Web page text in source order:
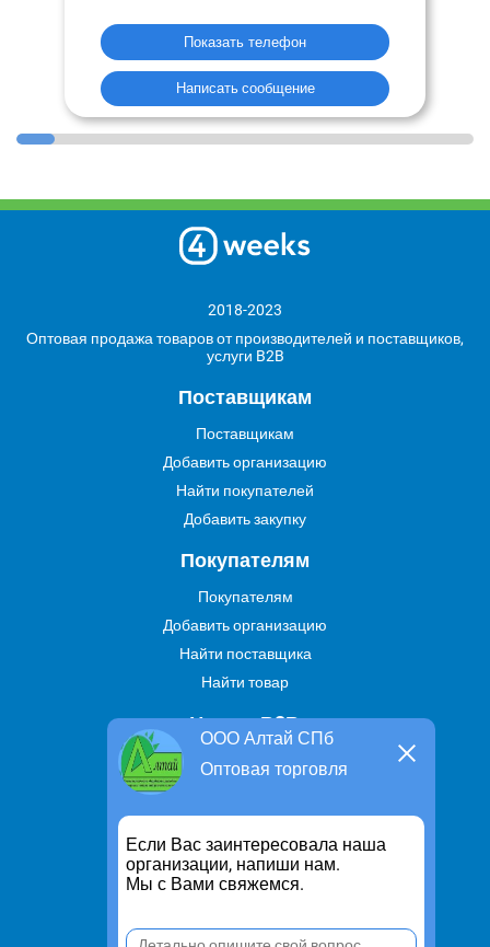
Показать телефон
Написать сообщение
ООО Алтай СПб
Оптовая торговля
Если Вас заинтересовала наша
организации, напиши нам.
Мы с Вами свяжемся.
2018-2023
Оптовая продажа товаров от производителей и поставщиков,
услуги B2B
Поставщикам
Поставщикам
Добавить организацию
Найти покупателей
Добавить закупку
Покупателям
Покупателям
Добавить организацию
Найти поставщика
Найти товар
Услуги В2В
Найти услугу
Предложить свою услугу
Дропшиппинг
Транспортные услуги
Информация